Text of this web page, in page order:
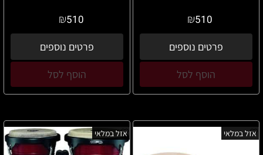
₪510
פרטים נוספים
הוסף לסל
₪510
פרטים נוספים
הוסף לסל
אזל במלאי אזל במלאי